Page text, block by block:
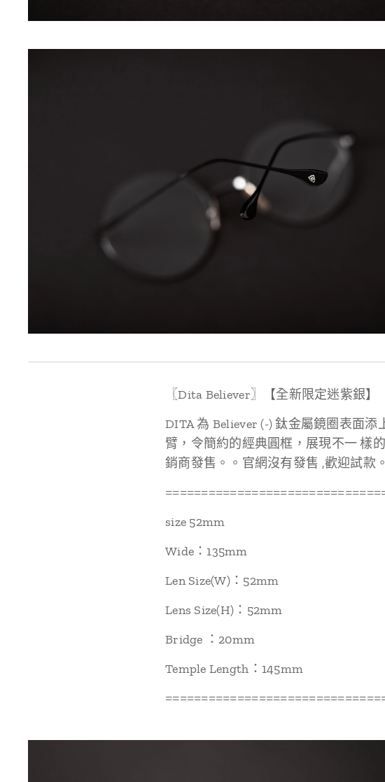
〖Dita Believer〗【全新限定迷紫銀】
DITA 為 Believer (-) 鈦金屬鏡圈表面
臂，令簡約的經典圓框，展現不一 樣
銷商發售。。官網沒有發售 ,歡迎試款。
size 52mm
Wide：135mm
Len Size(W)：52mm
Lens Size(H)：52mm
Bridge ：20mm
Temple Length：145mm